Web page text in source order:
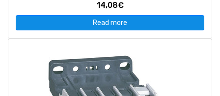
14,08€
Read more